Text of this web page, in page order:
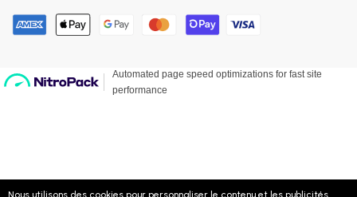
Nous utilisons des cookies pour personnaliser le contenu et les publicités,